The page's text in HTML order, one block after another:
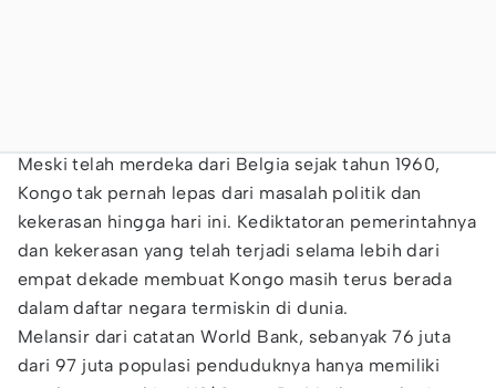
Meski telah merdeka dari Belgia sejak tahun 1960,
Kongo tak pernah lepas dari masalah politik dan
kekerasan hingga hari ini. Kediktatoran pemerintahnya
dan kekerasan yang telah terjadi selama lebih dari
empat dekade membuat Kongo masih terus berada
dalam daftar negara termiskin di dunia.
Melansir dari catatan World Bank, sebanyak 76 juta
dari 97 juta populasi penduduknya hanya memiliki